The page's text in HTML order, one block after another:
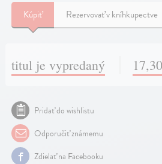
Kúpiť Rezervovať v kníhkupectve
titul je vypredaný
Pridať do wishlistu
Odporučiť známemu
Zdielať na Facebooku